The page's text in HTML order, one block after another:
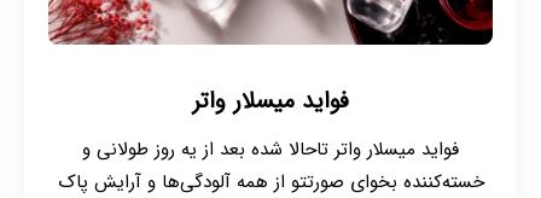
فواید میسلار واتر
فواید میسلار واتر تاحالا شده بعد از یه روز طولانی و
خسته‌کننده بخوای صورتتو از همه آلودگی‌ها و آرایش پاک